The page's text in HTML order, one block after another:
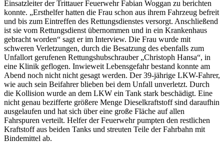
Einsatzleiter der Trittauer Feuerwehr Fabian Woggan zu berichten
konnte. „Ersthelfer hatten die Frau schon aus ihrem Fahrzeug befreit
und bis zum Eintreffen des Rettungsdienstes versorgt. Anschließend
ist sie vom Rettungsdienst übernommen und in ein Krankenhaus
gebracht worden“ sagt er im Interview. Die Frau wurde mit
schweren Verletzungen, durch die Besatzung des ebenfalls zum
Unfallort gerufenen Rettungshubschrauber „Christoph Hansa“, in
eine Klinik geflogen. Inwieweit Lebensgefahr bestand konnte am
Abend noch nicht nicht gesagt werden. Der 39-jährige LKW-Fahrer,
wie auch sein Beifahrer blieben bei dem Unfall unverletzt. Durch
die Kollision wurde an dem LKW ein Tank stark beschädigt. Eine
nicht genau bezifferte größere Menge Dieselkraftstoff sind daraufhin
ausgelaufen und hat sich über eine große Fläche auf allen
Fahrspuren verteilt. Helfer der Feuerwehr pumpten den restlichen
Kraftstoff aus beiden Tanks und streuten Teile der Fahrbahn mit
Bindemittel ab.